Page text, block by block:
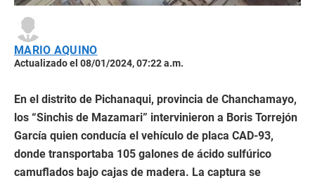
MARIO AQUINO
Actualizado el 08/01/2024, 07:22 a.m.
En el distrito de Pichanaqui, provincia de Chanchamayo,
los “Sinchis de Mazamari” intervinieron a Boris Torrejón
García quien conducía el vehículo de placa CAD-93,
donde transportaba 105 galones de ácido sulfúrico
camuflados bajo cajas de madera. La captura se